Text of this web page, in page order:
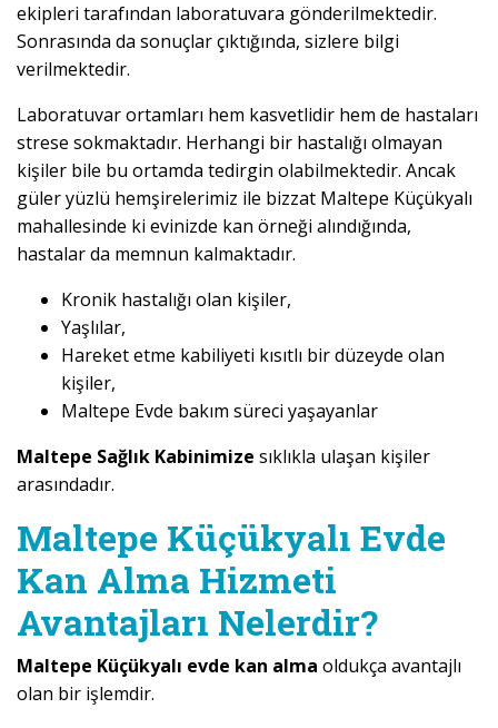
ekipleri tarafından laboratuvara gönderilmektedir.
Sonrasında da sonuçlar çıktığında, sizlere bilgi
verilmektedir.
Laboratuvar ortamları hem kasvetlidir hem de hastaları
strese sokmaktadır. Herhangi bir hastalığı olmayan
kişiler bile bu ortamda tedirgin olabilmektedir. Ancak
güler yüzlü hemşirelerimiz ile bizzat Maltepe Küçükyalı
mahallesinde ki evinizde kan örneği alındığında,
hastalar da memnun kalmaktadır.
Kronik hastalığı olan kişiler,
Yaşlılar,
Hareket etme kabiliyeti kısıtlı bir düzeyde olan
kişiler,
Maltepe Evde bakım süreci yaşayanlar
Maltepe Sağlık Kabinimize sıklıkla ulaşan kişiler
arasındadır.
Maltepe Küçükyalı Evde
Kan Alma Hizmeti
Avantajları Nelerdir?
Maltepe Küçükyalı evde kan alma oldukça avantajlı
olan bir işlemdir.